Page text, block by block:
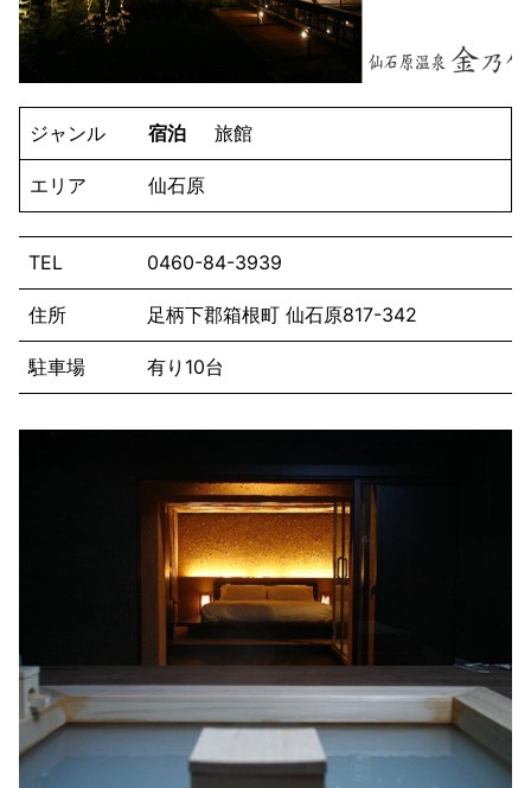
ジャンル 宿泊 旅館
エリア 仙石原
TEL 0460-84-3939
住所 足柄下郡箱根町 仙石原817-342
駐車場 有り10台